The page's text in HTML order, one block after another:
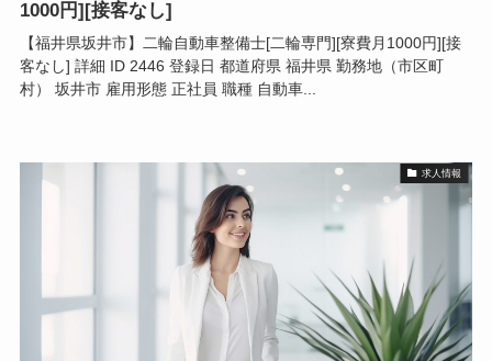
1000円][接客なし]
【福井県坂井市】二輪自動車整備士[二輪専門][寮費月1000円][接
客なし] 詳細 ID 2446 登録日 都道府県 福井県 勤務地（市区町
村） 坂井市 雇用形態 正社員 職種 自動車...
求人情報